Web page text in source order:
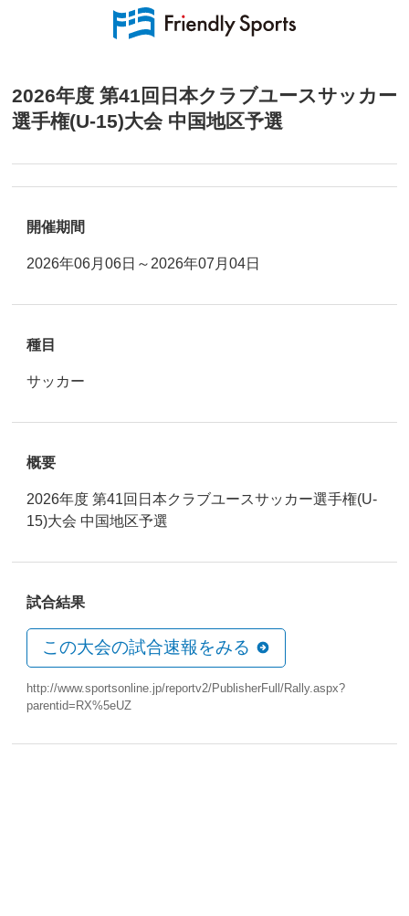
2026年度 第41回日本クラブユースサッカー
選手権(U-15)大会 中国地区予選
開催期間
2026年06月06日～2026年07月04日
種目
サッカー
概要
2026年度 第41回日本クラブユースサッカー選手権(U-
15)大会 中国地区予選
試合結果
この大会の試合速報をみる
http://www.sportsonline.jp/reportv2/PublisherFull/Rally.aspx?
parentid=RX%5eUZ